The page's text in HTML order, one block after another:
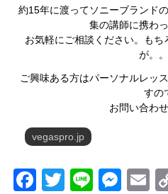
約15年に渡ってソニーブランド
集の講師に携わ
お気軽にご相談ください。も
が。。
ご興味ある方はパーソナルレッ
すの
お問い合わ
vegaspro.jp
Facebook
Twitter
Line